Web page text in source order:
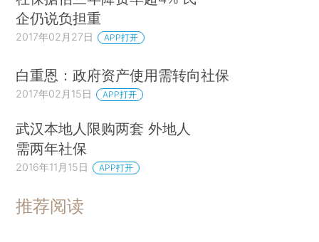
企仍说负担重
2017年02月27日 APP打开
白重恩：政府资产使用需转向社保
2017年02月15日 APP打开
武汉本地人限购两套 外地人
需两年社保
2016年11月15日 APP打开
推荐阅读